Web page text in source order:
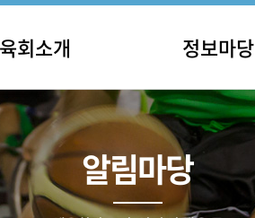
회소개 정보마당
충남장애인체육대회
전국장애인체육대회
종목별 대회
기타 대회
알림마당